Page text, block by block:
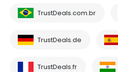
TrustDeals.com.br
TrustDeals.de
TrustDeals.fr